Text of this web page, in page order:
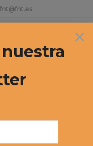
fnt@fnt.es
estadísticas
×